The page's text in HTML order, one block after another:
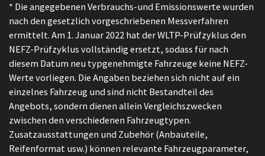
* Die angegebenen Verbrauchs-und Emissionswerte wurden
nach den gesetzlich vorgeschriebenen Messverfahren
ermittelt. Am 1. Januar 2022 hat der WLTP-Prüfzyklus den
NEFZ-Prüfzyklus vollständig ersetzt, sodass für nach
diesem Datum neu typgenehmigte Fahrzeuge keine NEFZ-
Werte vorliegen. Die Angaben beziehen sich nicht auf ein
einzelnes Fahrzeug und sind nicht Bestandteil des
Angebots, sondern dienen allein Vergleichszwecken
zwischen den verschiedenen Fahrzeugtypen.
Zusatzausstattungen und Zubehör (Anbauteile,
Reifenformat usw.) können relevante Fahrzeugparameter,